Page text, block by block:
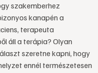
szakemberhez
kanapén a
terapeuta
áll a terápia? Olyan
szeretne kapni, hogy
ennél természetesen